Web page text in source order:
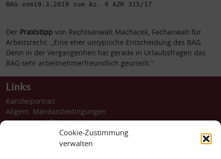
Cookie-Zustimmung
verwalten
BAG vom19.3.2019 zum Az. 9 AZR 315/17
Der Praxistipp von Rechtsanwalt Machacek, Fachanwalt für
Arbeitsrecht: „Eine eher untypische Entscheidung des BAG.
Denn in der Vergangenheit hat gerade in Urlaubsfragen das
BAG sehr arbeitnehmerfreundlich geurteilt.“
Links
Kanzleiportrait
Allgem. Mandatsbedingungen
Impressum/Datenschutz